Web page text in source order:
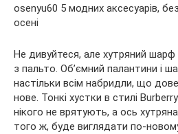
Не дивуйтеся, але хутряний шарф
з пальто. Об’ємний палантини і
настільки всім набридли, що
нове. Тонкі хустки в стилі
нікого не врятують, а ось
того ж, буде виглядати по-